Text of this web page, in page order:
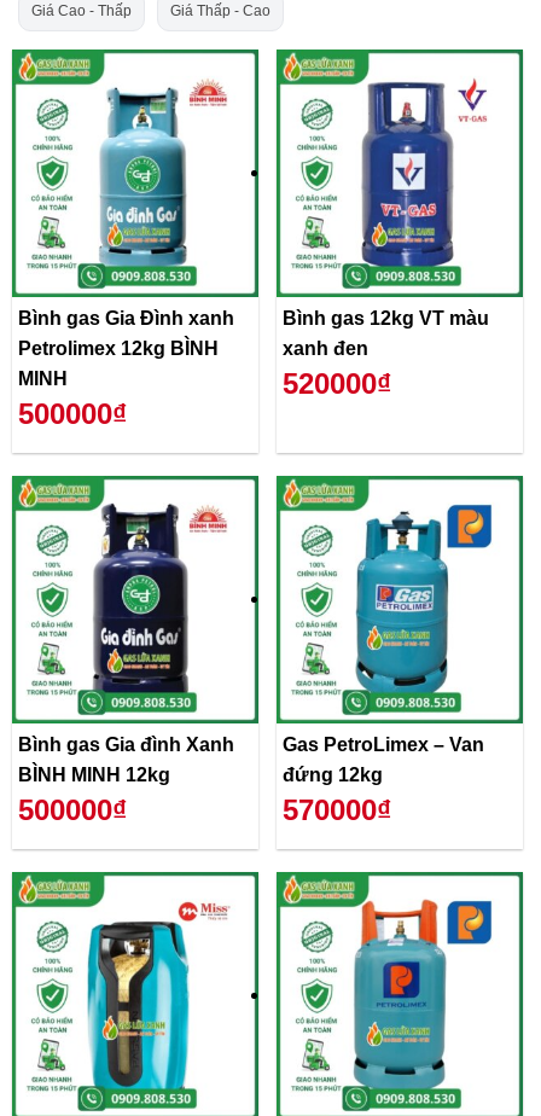
Giá Cao - Thấp Giá Thấp - Cao
Bình gas Gia Đình xanh
Petrolimex 12kg BÌNH
MINH
500000₫
Bình gas 12kg VT màu
xanh đen
520000₫
Bình gas Gia đình Xanh
BÌNH MINH 12kg
500000₫
Gas PetroLimex – Van
đứng 12kg
570000₫